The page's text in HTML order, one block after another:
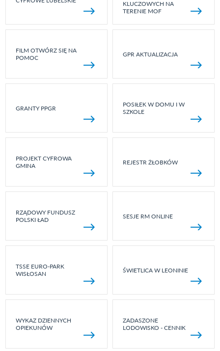
KLUCZOWYCH NA
TERENIE MOF
FILM OTWÓRZ SIĘ NA
POMOC
GPR AKTUALIZACJA
GRANTY PPGR
POSIŁEK W DOMU I W
SZKOLE
PROJEKT CYFROWA
GMINA
REJESTR ŻŁOBKÓW
RZĄDOWY FUNDUSZ
POLSKI ŁAD
SESJE RM ONLINE
TSSE EURO-PARK
WISŁOSAN
ŚWIETLICA W LEONINIE
WYKAZ DZIENNYCH
OPIEKUNÓW
ZADASZONE
LODOWISKO - CENNIK